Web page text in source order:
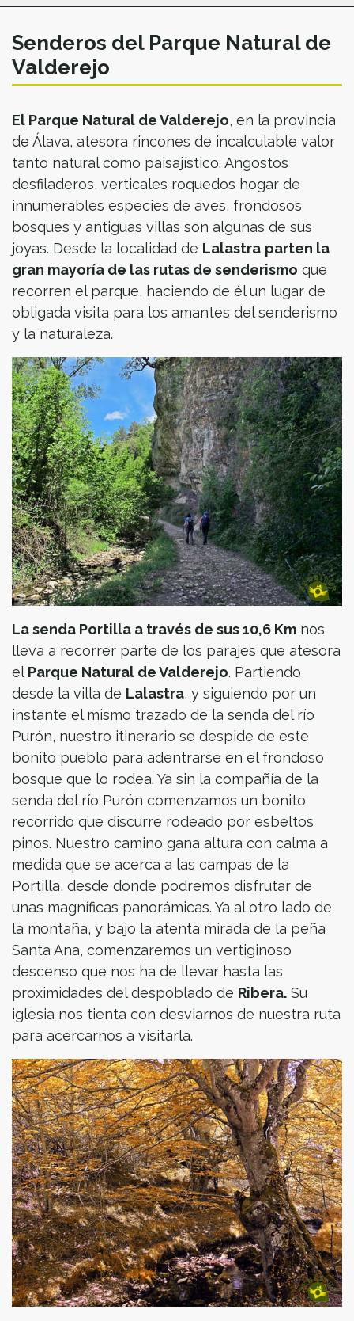
Senderos del Parque Natural de
Valderejo
El Parque Natural de Valderejo, en la provincia
de Álava, atesora rincones de incalculable valor
tanto natural como paisajístico. Angostos
desfiladeros, verticales roquedos hogar de
innumerables especies de aves, frondosos
bosques y antiguas villas son algunas de sus
joyas. Desde la localidad de Lalastra parten la
gran mayoría de las rutas de senderismo que
recorren el parque, haciendo de él un lugar de
obligada visita para los amantes del senderismo
y la naturaleza.
La senda Portilla a través de sus 10,6 Km nos
lleva a recorrer parte de los parajes que atesora
el Parque Natural de Valderejo. Partiendo
desde la villa de Lalastra, y siguiendo por un
instante el mismo trazado de la senda del río
Purón, nuestro itinerario se despide de este
bonito pueblo para adentrarse en el frondoso
bosque que lo rodea. Ya sin la compañía de la
senda del río Purón comenzamos un bonito
recorrido que discurre rodeado por esbeltos
pinos. Nuestro camino gana altura con calma a
medida que se acerca a las campas de la
Portilla, desde donde podremos disfrutar de
unas magníficas panorámicas. Ya al otro lado de
la montaña, y bajo la atenta mirada de la peña
Santa Ana, comenzaremos un vertiginoso
descenso que nos ha de llevar hasta las
proximidades del despoblado de Ribera. Su
iglesia nos tienta con desviarnos de nuestra ruta
para acercarnos a visitarla.